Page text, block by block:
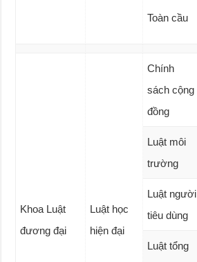
Toàn cầu
Khoa Luật
đương đại
Luật học
hiện đại
Chính
sách cộng
đồng
Luật môi
trường
Luật người
tiêu dùng
Luật tổng